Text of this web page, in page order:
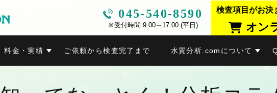
045-540-8590
※受付時間 9:00～17:00 (平日)
検査項目がお決
オン
料金・実績 ご依頼から検査完了まで 水質分析.comについて